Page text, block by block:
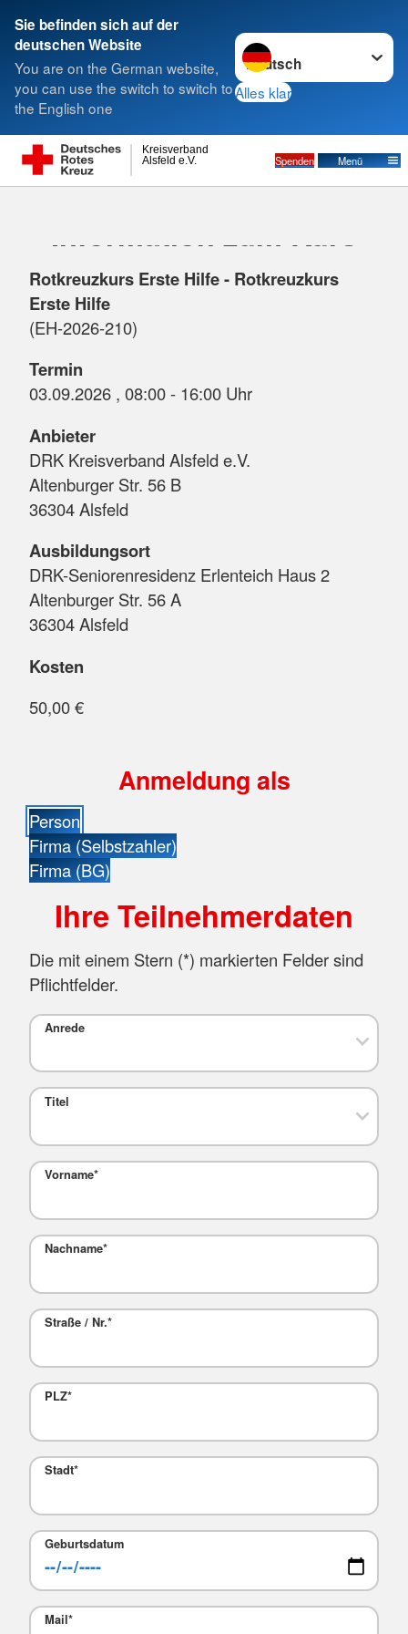
Sie befinden sich auf der
deutschen Website
You are on the German website,
you can use the switch to switch to
the English one
Sprache wechseln zu
Alles klar
Alsfeld e.V.
Kreisverband
Spenden Menü
Suche
Information zum Kurs
Rotkreuzkurs Erste Hilfe - Rotkreuzkurs
Erste Hilfe
(EH-2026-210)
Termin
03.09.2026 , 08:00 - 16:00 Uhr
Anbieter
DRK Kreisverband Alsfeld e.V.
Altenburger Str. 56 B
36304 Alsfeld
Ausbildungsort
DRK-Seniorenresidenz Erlenteich Haus 2
Altenburger Str. 56 A
36304 Alsfeld
Kosten
50,00 €
Anmeldung als
Person
Firma (Selbstzahler)
Firma (BG)
Ihre Teilnehmerdaten
Die mit einem Stern (*) markierten Felder sind
Pflichtfelder.
Anrede
Titel
Vorname*
Nachname*
Straße / Nr.*
PLZ*
Stadt*
Geburtsdatum
Mail*